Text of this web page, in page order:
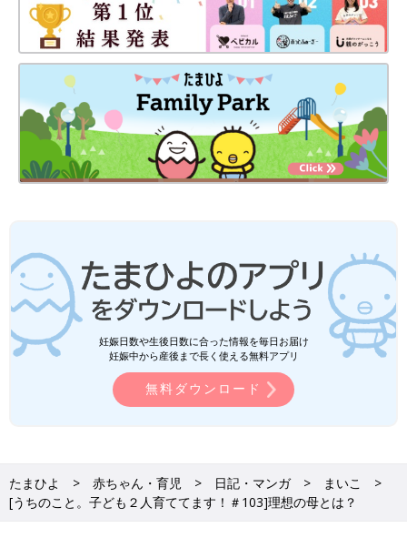
妊娠日数や生後日数に合った情報を毎日お届け
妊娠中から産後まで長く使える無料アプリ
無料ダウンロード
たまひよ 赤ちゃん・育児 日記・マンガ
まいこ
[うちのこと。子ども２人育ててます！＃103]理想の母とは？